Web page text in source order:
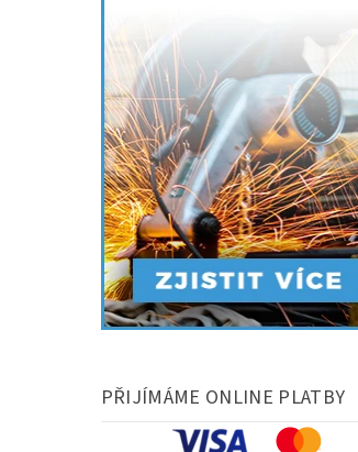
PŘIJÍMÁME ONLINE PLATBY